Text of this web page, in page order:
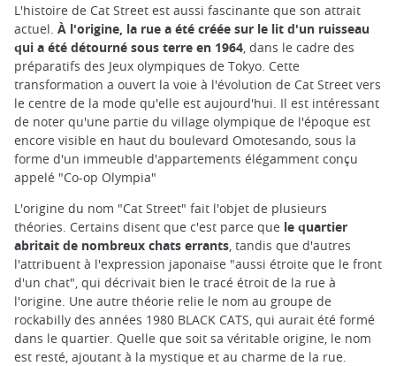
L'histoire de Cat Street est aussi fascinante que son attrait
actuel. À l'origine, la rue a été créée sur le lit d'un ruisseau
qui a été détourné sous terre en 1964 , dans le cadre des
préparatifs des Jeux olympiques de Tokyo. Cette
transformation a ouvert la voie à l'évolution de Cat Street vers
le centre de la mode qu'elle est aujourd'hui. Il est intéressant
de noter qu'une partie du village olympique de l'époque est
encore visible en haut du boulevard Omotesando, sous la
forme d'un immeuble d'appartements élégamment conçu
appelé "Co-op Olympia"
L'origine du nom "Cat Street" fait l'objet de plusieurs
théories. Certains disent que c'est parce que le quartier
abritait de nombreux chats errants , tandis que d'autres
l'attribuent à l'expression japonaise "aussi étroite que le front
d'un chat", qui décrivait bien le tracé étroit de la rue à
l'origine. Une autre théorie relie le nom au groupe de
rockabilly des années 1980 BLACK CATS, qui aurait été formé
dans le quartier. Quelle que soit sa véritable origine, le nom
est resté, ajoutant à la mystique et au charme de la rue.